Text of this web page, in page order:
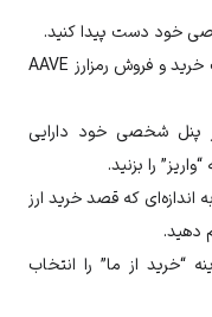
خود دست پیدا کنید.
و فروش رمزارز AAVE
پنل شخصی خود دارایی
اندازه‌ای که قصد خرید ارز
دهید.
“خرید از ما” را انتخاب